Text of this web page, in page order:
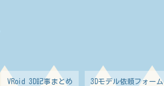
VRoid 3D記事まとめ 3Dモデル依頼フォーム